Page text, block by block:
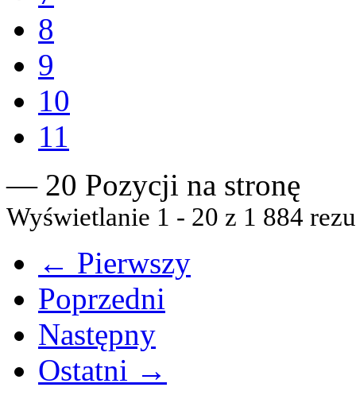
8
9
10
11
— 20 Pozycji na stronę
Wyświetlanie 1 - 20 z 1 884
← Pierwszy
Poprzedni
Następny
Ostatni →